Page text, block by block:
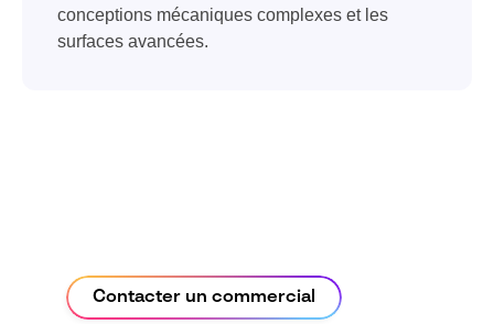
conceptions mécaniques complexes et les
surfaces avancées.
Contacter un commercial